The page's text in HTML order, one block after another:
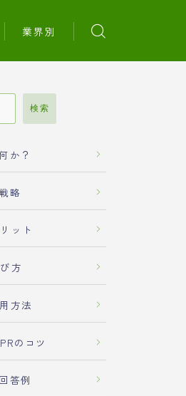
業界別
検索
か？
略
ット
方
方法
のコツ
答例